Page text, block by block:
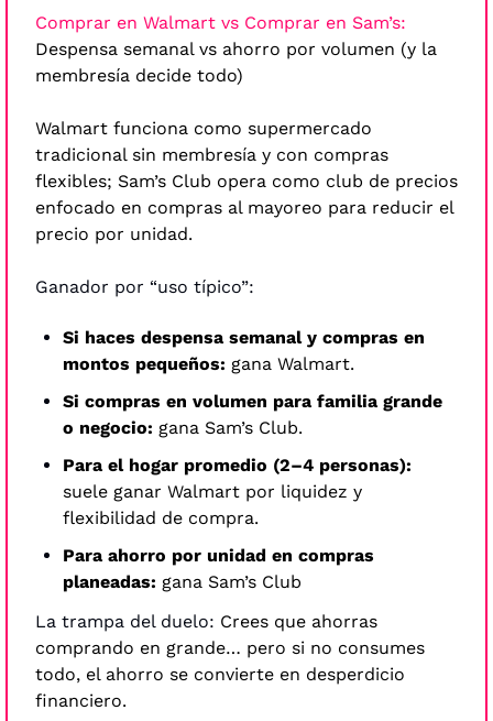
Comprar en Walmart vs Comprar en Sam’s:
Despensa semanal vs ahorro por volumen (y la
membresía decide todo)
Walmart funciona como supermercado
tradicional sin membresía y con compras
flexibles; Sam’s Club opera como club de precios
enfocado en compras al mayoreo para reducir el
precio por unidad.
Ganador por “uso típico”:
Si haces despensa semanal y compras en
montos pequeños: gana Walmart.
Si compras en volumen para familia grande
o negocio: gana Sam’s Club.
Para el hogar promedio (2–4 personas):
suele ganar Walmart por liquidez y
flexibilidad de compra.
Para ahorro por unidad en compras
planeadas: gana Sam’s Club
La trampa del duelo: Crees que ahorras
comprando en grande… pero si no consumes
todo, el ahorro se convierte en desperdicio
financiero.